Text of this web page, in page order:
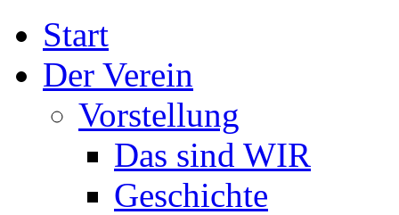
Start
Der Verein
Vorstellung
Das sind WIR
Geschichte